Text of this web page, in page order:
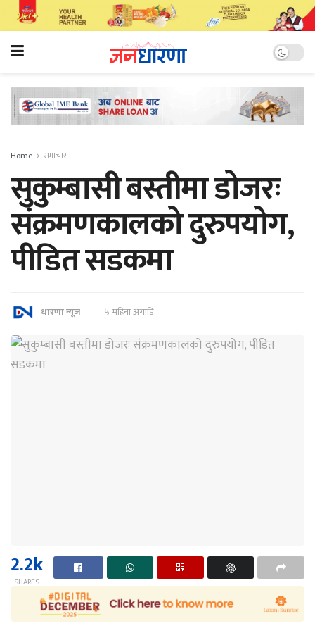
Home समाचार
सुकुम्बासी बस्तीमा डोजरः
संक्रमणकालको दुरुपयोग,
पीडित सडकमा
धारणा न्यूज ५ महिना अगाडि
2.2k
SHARES